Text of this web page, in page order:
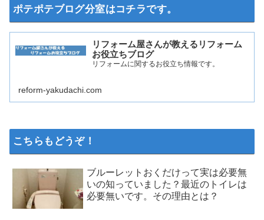
ポテポテブログ分室はコチラです。
リフォーム屋さんが教えるリフォーム
お役立ちブログ
リフォームに関するお役立ち情報です。
reform-yakudachi.com
こちらもどうぞ！
ブルーレットおくだけって実は必要無
いの知っていました？最近のトイレは
必要無いです。その理由とは？